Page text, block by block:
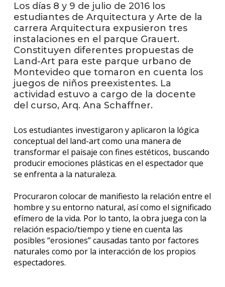
Blog
La
Los días 8 y 9 de julio de 2016 los
estudiantes de Arquitectura y Arte de la
carrera Arquitectura expusieron tres
instalaciones en el parque Grauert.
Constituyen diferentes propuestas de
Land-Art para este parque urbano de
Montevideo que tomaron en cuenta los
juegos de niños preexistentes. La
actividad estuvo a cargo de la docente
del curso, Arq. Ana Schaffner.
Los estudiantes investigaron y aplicaron la lógica
conceptual del land-art como una manera de
transformar el paisaje con fines estéticos, buscando
producir emociones plásticas en el espectador que
se enfrenta a la naturaleza.
Procuraron colocar de manifiesto la relación entre el
hombre y su entorno natural, así como el significado
efímero de la vida. Por lo tanto, la obra juega con la
relación espacio/tiempo y tiene en cuenta las
posibles “erosiones” causadas tanto por factores
naturales como por la interacción de los propios
espectadores.